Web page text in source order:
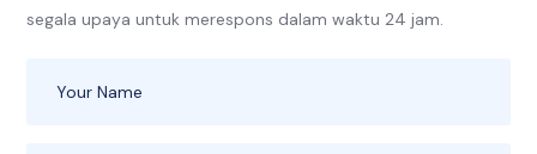
segala upaya untuk merespons dalam waktu 24 jam.